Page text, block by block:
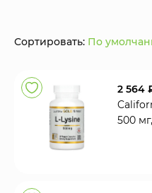
Сортировать: По
2 564
500